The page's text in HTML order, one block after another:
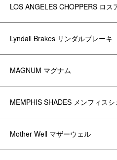
LOS ANGELES CHOPPERS ロ
Lyndall Brakes リンダルブレーキ
MAGNUM マグナム
MEMPHIS SHADES メンフィスシ
Mother Well マザーウェル